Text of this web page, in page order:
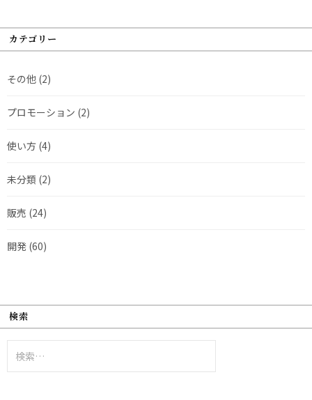
カテゴリー
その他 (2)
プロモーション (2)
使い方 (4)
未分類 (2)
販売 (24)
開発 (60)
検索
索: